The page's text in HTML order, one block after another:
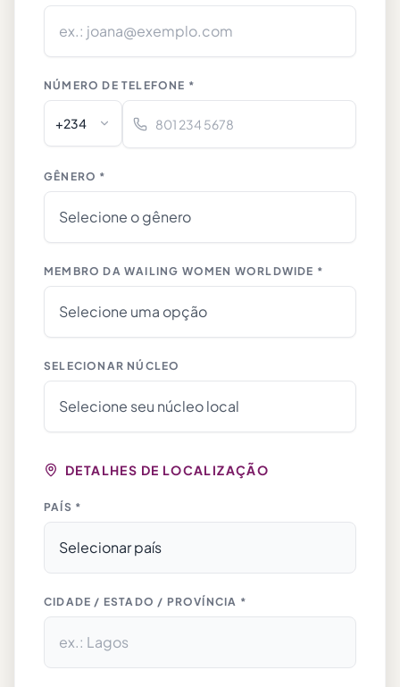
NÚMERO DE TELEFONE *
+234
GÊNERO *
MEMBRO DA WAILING WOMEN WORLDWIDE *
SELECIONAR NÚCLEO
DETALHES DE LOCALIZAÇÃO
PAÍS *
CIDADE / ESTADO / PROVÍNCIA *